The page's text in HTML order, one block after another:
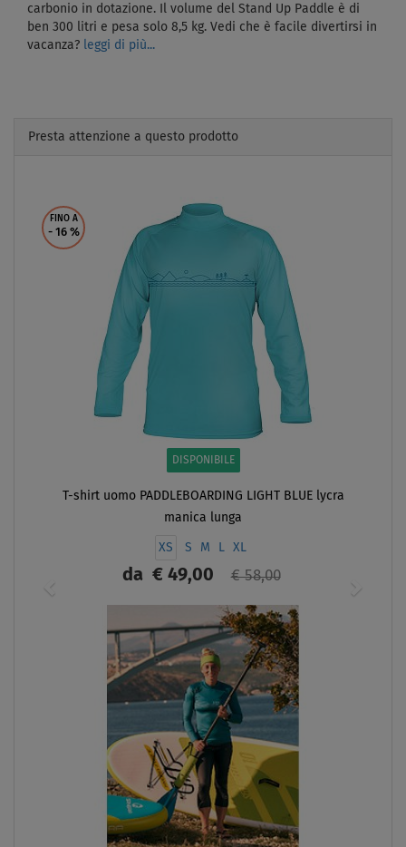
carbonio in dotazione. Il volume del Stand Up Paddle è di
ben 300 litri e pesa solo 8,5 kg. Vedi che è facile divertirsi in
vacanza? leggi di più...
Presta attenzione a questo prodotto
FINO A
- 16 %
DISPONIBILE
T-shirt uomo PADDLEBOARDING LIGHT BLUE lycra
manica lunga
XS S M L XL
da€ 49,00 € 58,00
SCHERMO